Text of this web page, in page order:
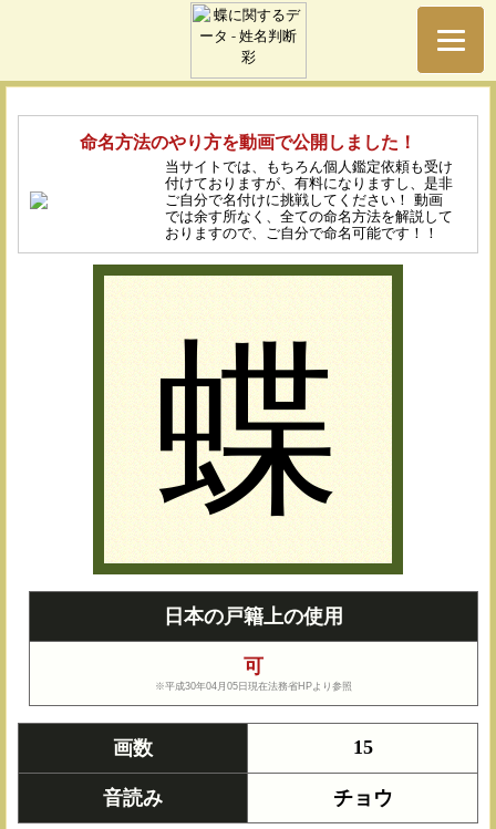
命名方法のやり方を動画で公開しました！
当サイトでは、もちろん個人鑑定依頼も受け
付けておりますが、有料になりますし、是非
ご自分で名付けに挑戦してください！ 動画
では余す所なく、全ての命名方法を解説して
おりますので、ご自分で命名可能です！！
蝶
日本の戸籍上の使用
可
※平成30年04月05日現在法務省HPより参照
画数 15
音読み チョウ